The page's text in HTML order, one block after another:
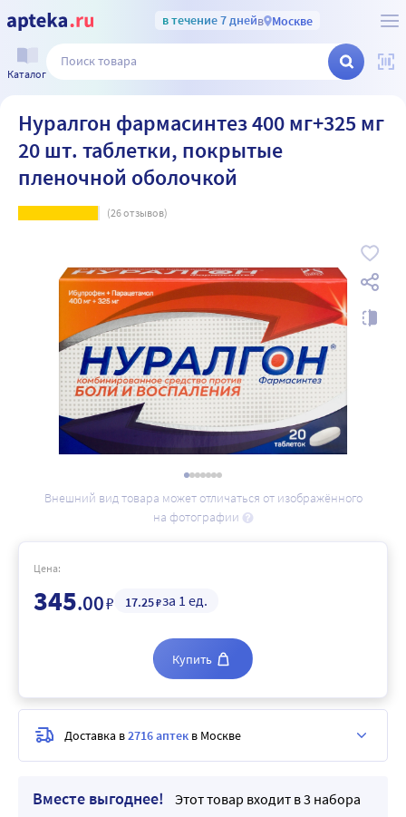
в течение 7 днейв Москве
Каталог
Нуралгон фармасинтез 400 мг+325 мг
20 шт. таблетки, покрытые
пленочной оболочкой
(26отзывов)
Внешний вид товара может отличаться от изображённого
на фотографии
Вместе выгоднее!
Этот товар входит в 3 набора
Цена:
345.00₽ 17.25₽за 1 ед.
Купить
Доставка в2716 аптек в Москве